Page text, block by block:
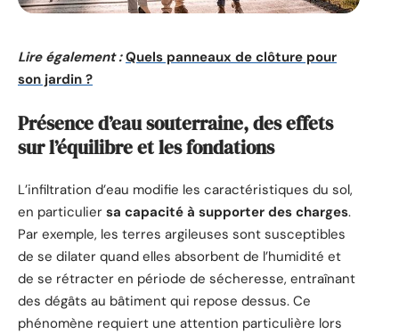
Lire également : Quels panneaux de clôture pour
son jardin ?
Présence d’eau souterraine, des effets
sur l’équilibre et les fondations
L’infiltration d’eau modifie les caractéristiques du sol,
en particulier sa capacité à supporter des charges.
Par exemple, les terres argileuses sont susceptibles
de se dilater quand elles absorbent de l’humidité et
de se rétracter en période de sécheresse, entraînant
des dégâts au bâtiment qui repose dessus. Ce
phénomène requiert une attention particulière lors